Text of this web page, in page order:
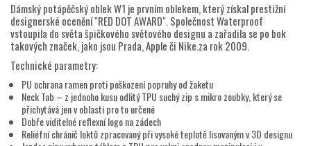
Dámský potápěčský oblek W1 je prvním oblekem, který získal prestižní
designerské ocenění "RED DOT AWARD". Společnost Waterproof
vstoupila do světa špičkového světového designu a zařadila se po bok
takových značek, jako jsou Prada, Apple či Nike.za rok 2009.
Technické parametry:
PU ochrana ramen proti poškození popruhy od žaketu
Neck Tab – z jednoho kusu odlitý TPU suchý zip s mikro zoubky, který se
přichytává jen v oblasti pro to určené
Dobře viditelné reflexní logo na zádech
Reliéfní chránič loktů zpracovaný při vysoké teplotě lisovaným v 3D designu